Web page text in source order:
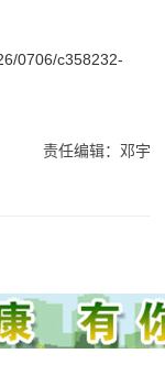
0706/c358232-
责任编辑：邓宇